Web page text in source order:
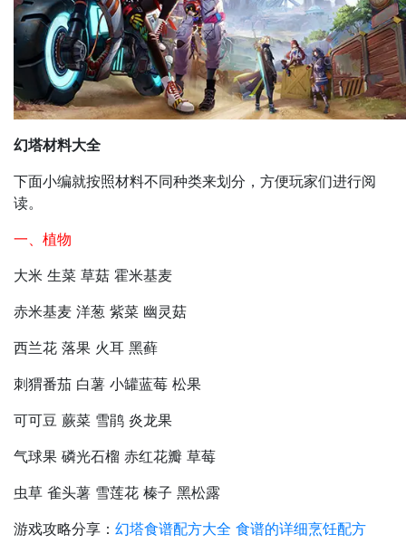
幻塔材料大全
下面小编就按照材料不同种类来划分，方便玩家们进行阅
读。
一、植物
大米 生菜 草菇 霍米基麦
赤米基麦 洋葱 紫菜 幽灵菇
西兰花 落果 火耳 黑藓
刺猬番茄 白薯 小罐蓝莓 松果
可可豆 蕨菜 雪鹃 炎龙果
气球果 磷光石榴 赤红花瓣 草莓
虫草 雀头薯 雪莲花 榛子 黑松露
游戏攻略分享： 幻塔食谱配方大全 食谱的详细烹饪配方